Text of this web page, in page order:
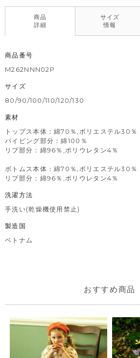
商品
詳細
サイズ
情報
商品番号
M262NNN02P
サイズ
80/90/100/110/120/130
素材
トップス本体：綿70％,ポリエステル30％
パイピング部分：綿100％
リブ部分：綿96％,ポリウレタン4％
ボトムス本体：綿70％,ポリエステル30％
リブ部分：綿96％,ポリウレタン4％
洗濯方法
手洗い(乾燥機使用禁止)
製造国
ベトナム
おすすめ商品